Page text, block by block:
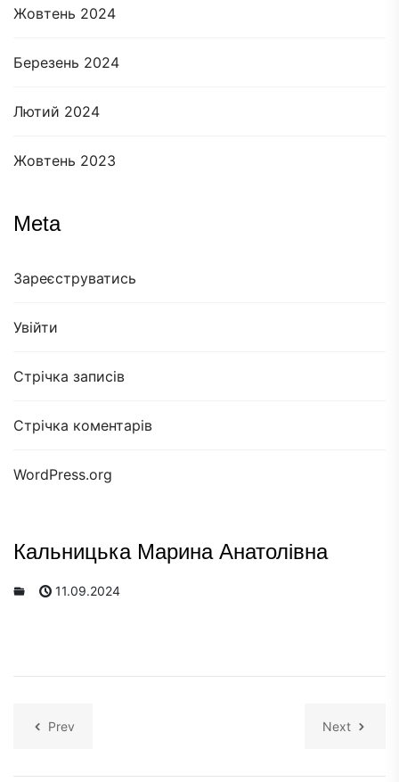
Жовтень 2024
Березень 2024
Лютий 2024
Жовтень 2023
Meta
Зареєструватись
Увійти
Стрічка записів
Стрічка коментарів
WordPress.org
Кальницька Марина Анатолівна
11.09.2024
Prev Next